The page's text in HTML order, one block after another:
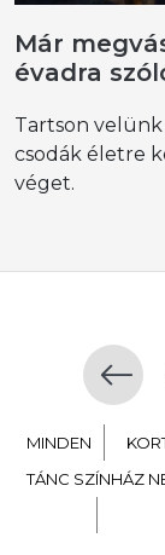
Már
évadra
Tartson velünk
csodák életre
véget.
MINDEN
TÁNC SZÍNHÁZ